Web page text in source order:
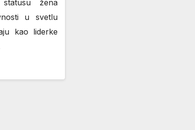
žena
u svetlu
kao liderke